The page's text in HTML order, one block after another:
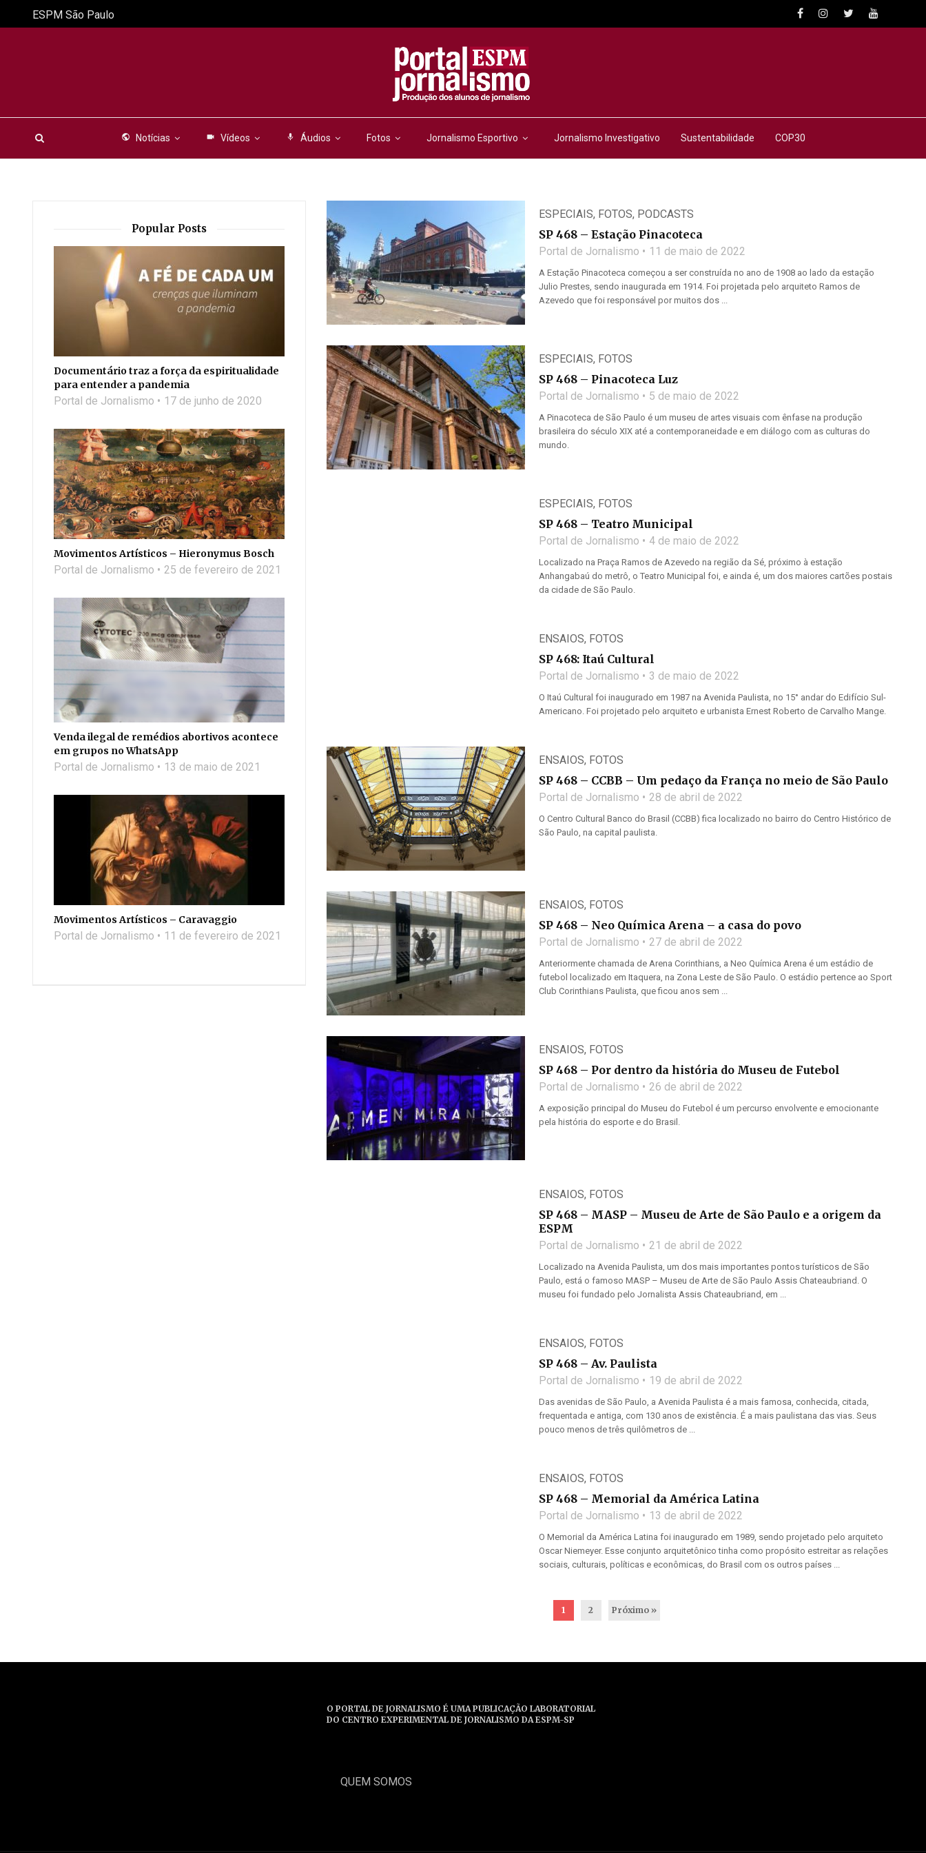
public Notícias videocam Vídeos mic Áudios Fotos Jornalismo Esportivo Jornalismo Investigativo Sustentabilidade COP30
ESPM São Paulo
ESPECIAIS, FOTOS, PODCASTS
SP 468 – Estação Pinacoteca
Portal de Jornalismo 11 de maio de 2022
A Estação Pinacoteca começou a ser construída no ano de 1908 ao lado da estação
Julio Prestes, sendo inaugurada em 1914. Foi projetada pelo arquiteto Ramos de
Azevedo que foi responsável por muitos dos ...
ESPECIAIS, FOTOS
SP 468 – Pinacoteca Luz
Portal de Jornalismo 5 de maio de 2022
A Pinacoteca de São Paulo é um museu de artes visuais com ênfase na produção
brasileira do século XIX até a contemporaneidade e em diálogo com as culturas do
mundo.
ESPECIAIS, FOTOS
SP 468 – Teatro Municipal
Portal de Jornalismo 4 de maio de 2022
Localizado na Praça Ramos de Azevedo na região da Sé, próximo à estação
Anhangabaú do metrô, o Teatro Municipal foi, e ainda é, um dos maiores cartões postais
da cidade de São Paulo.
ENSAIOS, FOTOS
SP 468: Itaú Cultural
Portal de Jornalismo 3 de maio de 2022
O Itaú Cultural foi inaugurado em 1987 na Avenida Paulista, no 15° andar do Edifício Sul-
Americano. Foi projetado pelo arquiteto e urbanista Ernest Roberto de Carvalho Mange.
ENSAIOS, FOTOS
SP 468 – CCBB – Um pedaço da França no meio de São Paulo
Portal de Jornalismo 28 de abril de 2022
O Centro Cultural Banco do Brasil (CCBB) fica localizado no bairro do Centro Histórico de
São Paulo, na capital paulista.
ENSAIOS, FOTOS
SP 468 – Neo Química Arena – a casa do povo
Portal de Jornalismo 27 de abril de 2022
Anteriormente chamada de Arena Corinthians, a Neo Química Arena é um estádio de
futebol localizado em Itaquera, na Zona Leste de São Paulo. O estádio pertence ao Sport
Club Corinthians Paulista, que ficou anos sem ...
ENSAIOS, FOTOS
SP 468 – Por dentro da história do Museu de Futebol
Portal de Jornalismo 26 de abril de 2022
A exposição principal do Museu do Futebol é um percurso envolvente e emocionante
pela história do esporte e do Brasil.
ENSAIOS, FOTOS
SP 468 – MASP – Museu de Arte de São Paulo e a origem da
ESPM
Portal de Jornalismo 21 de abril de 2022
Localizado na Avenida Paulista, um dos mais importantes pontos turísticos de São
Paulo, está o famoso MASP – Museu de Arte de São Paulo Assis Chateaubriand. O
museu foi fundado pelo Jornalista Assis Chateaubriand, em ...
ENSAIOS, FOTOS
SP 468 – Av. Paulista
Portal de Jornalismo 19 de abril de 2022
Das avenidas de São Paulo, a Avenida Paulista é a mais famosa, conhecida, citada,
frequentada e antiga, com 130 anos de existência. É a mais paulistana das vias. Seus
pouco menos de três quilômetros de ...
ENSAIOS, FOTOS
SP 468 – Memorial da América Latina
Portal de Jornalismo 13 de abril de 2022
O Memorial da América Latina foi inaugurado em 1989, sendo projetado pelo arquiteto
Oscar Niemeyer. Esse conjunto arquitetônico tinha como propósito estreitar as relações
sociais, culturais, políticas e econômicas, do Brasil com os outros países ...
1 2 Próximo »
Popular Posts
Documentário traz a força da espiritualidade
para entender a pandemia
Portal de Jornalismo 17 de junho de 2020
Movimentos Artísticos – Hieronymus Bosch
Portal de Jornalismo 25 de fevereiro de 2021
Venda ilegal de remédios abortivos acontece
em grupos no WhatsApp
Portal de Jornalismo 13 de maio de 2021
Movimentos Artísticos – Caravaggio
Portal de Jornalismo 11 de fevereiro de 2021
O PORTAL DE JORNALISMO É UMA PUBLICAÇÃO LABORATORIAL
DO CENTRO EXPERIMENTAL DE JORNALISMO DA ESPM-SP
QUEM SOMOS